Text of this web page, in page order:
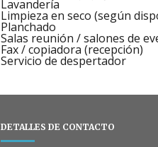
Lavandería
Limpieza en seco (según
Planchado
Salas reunión / salones de
Fax / copiadora (recepción)
Servicio de despertador
DETALLES DE CONTACTO